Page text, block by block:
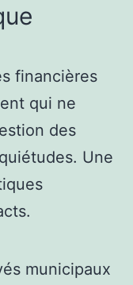
financières
qui ne
des
Une
municipaux